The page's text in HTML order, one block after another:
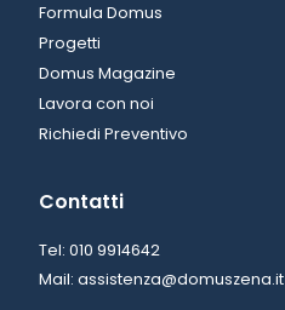
Formula Domus
Progetti
Domus Magazine
Lavora con noi
Richiedi Preventivo
Contatti
Tel: 010 9914642
Mail: assistenza@domuszena.it